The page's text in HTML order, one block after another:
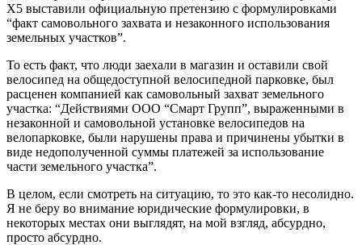
Х5 выставили официальную претензию с формулировками
“факт самовольного захвата и незаконного использования
земельных участков”.
То есть факт, что люди заехали в магазин и оставили свой
велосипед на общедоступной велосипедной парковке, был
расценен компанией как самовольный захват земельного
участка: “Действиями ООО “Смарт Групп”, выраженными в
незаконной и самовольной установке велосипедов на
велопарковке, были нарушены права и причинены убытки в
виде недополученной суммы платежей за использование
части земельного участка”.
В целом, если смотреть на ситуацию, то это как-то несолидно.
Я не беру во внимание юридические формулировки, в
некоторых местах они выглядят, на мой взгляд, абсурдно,
просто абсурдно.